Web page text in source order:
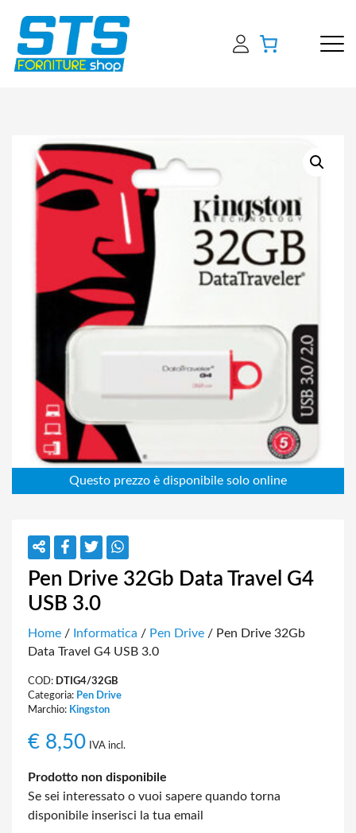
Pen Drive 32Gb Data Travel G4
USB 3.0
Home / Informatica / Pen Drive / Pen Drive 32Gb
Data Travel G4 USB 3.0
COD: DTIG4/32GB
Categoria: Pen Drive
Marchio: Kingston
€ 8,50 IVA incl.
Prodotto non disponibile
Se sei interessato o vuoi sapere quando torna
disponibile inserisci la tua email